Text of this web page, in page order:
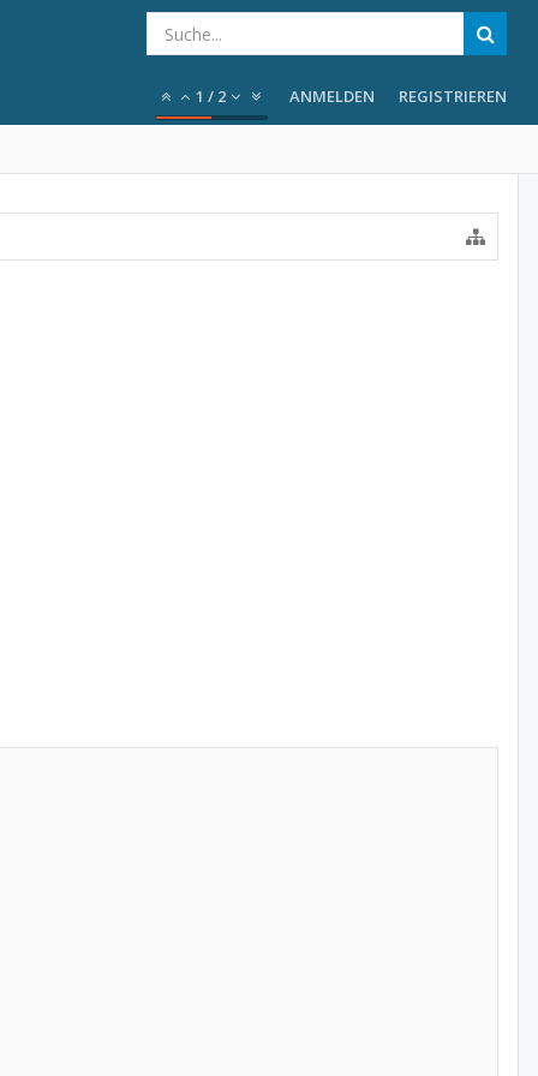
1 / 2 ANMELDEN REGISTRIEREN